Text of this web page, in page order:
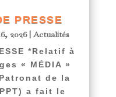
PRESSE
2026|Actualités
*Relatif à
« MÉDIA »
de la
a fait le